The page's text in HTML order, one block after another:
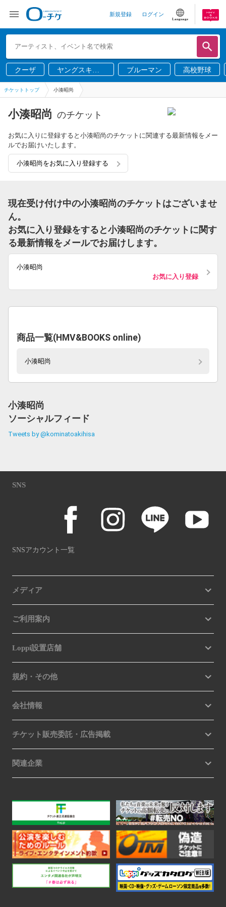
新規登録 ログイン
Language
クーザ
ヤングスキニ
ー
ブルーマン 高校野球
チケットトップ 小湊昭尚
小湊昭尚 のチケット
お気に入りに登録すると小湊昭尚のチケットに関連する最新情報をメー
ルでお届けいたします。
小湊昭尚をお気に入り登録する
現在受け付け中の小湊昭尚のチケットはございませ
ん。
お気に入り登録をすると小湊昭尚のチケットに関す
る最新情報をメールでお届けします。
小湊昭尚
お気に入り登録
商品一覧(HMV&BOOKS online)
小湊昭尚
小湊昭尚
ソーシャルフィード
Tweets by @kominatoakihisa
SNS
SNSアカウント一覧
メディア
ご利用案内
Loppi設置店舗
規約・その他
会社情報
チケット販売委託・広告掲載
関連企業